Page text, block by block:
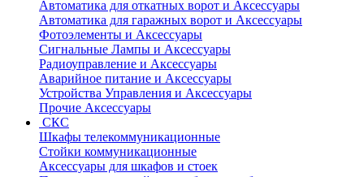
Автоматика для откатных ворот и Аксессуары
Автоматика для гаражных ворот и Аксессуары
Фотоэлементы и Аксессуары
Сигнальные Лампы и Аксессуары
Радиоуправление и Аксессуары
Аварийное питание и Аксессуары
Устройства Управления и Аксессуары
Прочие Аксессуары
СКС
Шкафы телекоммуникационные
Стойки коммуникационные
Аксессуары для шкафов и стоек